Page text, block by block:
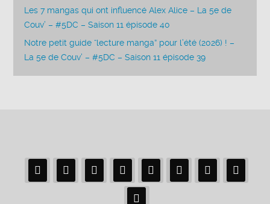
Les 7 mangas qui ont influencé Alex Alice – La 5e de
Couv’ – #5DC – Saison 11 épisode 40
Notre petit guide “lecture manga” pour l’été (2026) ! –
La 5e de Couv’ – #5DC – Saison 11 épisode 39